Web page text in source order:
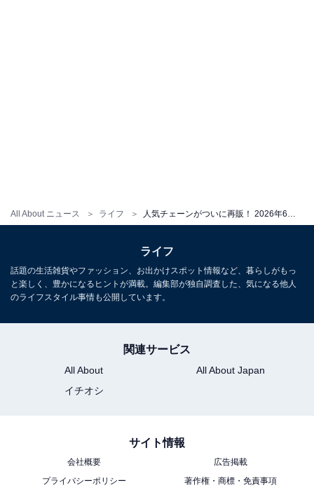
All About ニュース ライフ
※掲載されている情報は記事公開時のものです。あらか
こちらもおすすめ
がうれしい、2026年6月発売「ちいかわ×サンリ
ない【最新ガチャ情報】
ライフ
話題の生活雑貨やファッション、お出かけスポット情報など、暮らしがもっ
と楽しく、豊かになるヒントが満載。編集部が独自調査した、気になる他人
のライフスタイル事情も公開しています。
関連サービス
All About
All About Japan
イチオシ
サイト情報
会社概要
広告掲載
プライバシーポリシー
著作権・商標・免責事項